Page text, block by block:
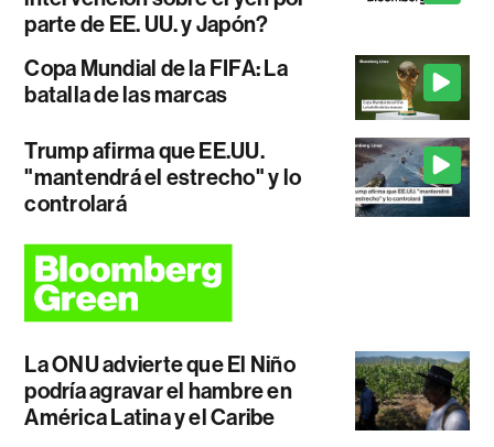
parte de EE. UU. y Japón?
Copa Mundial de la FIFA: La
batalla de las marcas
Trump afirma que EE.UU.
"mantendrá el estrecho" y lo
controlará
La ONU advierte que El Niño
podría agravar el hambre en
América Latina y el Caribe